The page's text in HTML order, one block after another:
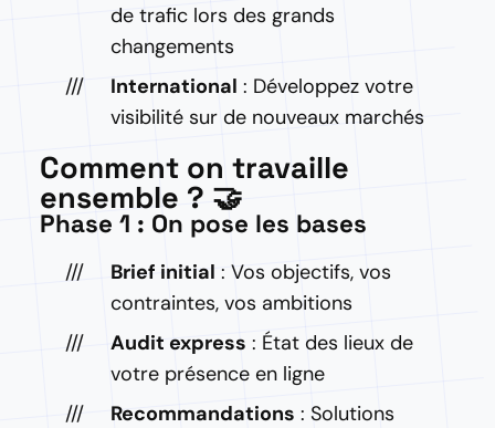
de trafic lors des grands
changements
International : Développez votre
visibilité sur de nouveaux marchés
Comment on travaille
ensemble ? 🤝
Phase 1 : On pose les bases
Brief initial : Vos objectifs, vos
contraintes, vos ambitions
Audit express : État des lieux de
votre présence en ligne
Recommandations : Solutions